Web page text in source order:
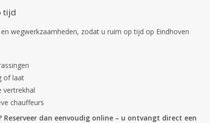
tijd
wegwerkzaamheden, zodat u ruim op tijd op Eindhoven
of laat
vertrekhal
chauffeurs
Reserveer dan eenvoudig online – u ontvangt direct een